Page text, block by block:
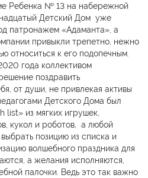
Ребенка № 13 на набережной
Детский Дом уже
патронажем «Адаманта», а
привыкли трепетно, нежно
относиться к его подопечным.
года коллективом
поздравить
от души, не привлекая активы
Детского Дома был
list» из мягких игрушек,
кукол и роботов, а любой
позицию из списка и
волшебного праздника для
а желания исполняются,
палочки. Ведь это так важно